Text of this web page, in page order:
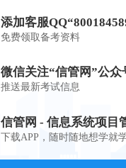
添加客服
免费领取备考资料
微信关注“信管网”公众
推送最新考试信息
信管网 - 信息系统项目
下载APP，随时随地想学就